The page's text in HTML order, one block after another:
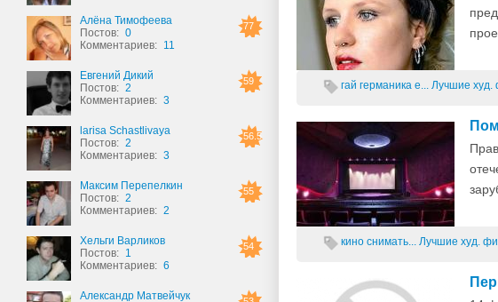
77
Алёна Тимофеева
Постов: 0
Комментариев: 11
59
Евгений Дикий
Постов: 2
Комментариев: 3
56.5
larisa Schastlivaya
Постов: 2
Комментариев: 3
55
Максим Перепелкин
Постов: 2
Комментариев: 2
54
Хельги Варликов
Постов: 1
Комментариев: 6
Александр Матвейчук
гай германика е... Лучшие худ.
кино снимать... Лучшие худ.